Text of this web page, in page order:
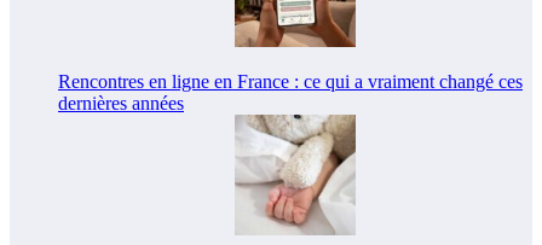
Rencontres en ligne en France : ce qui a vraiment changé ces
dernières années